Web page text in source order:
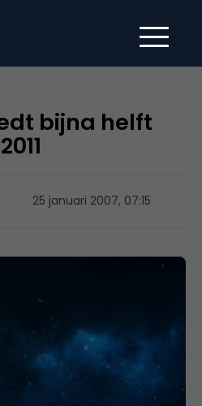
bijna helft
25 januari 2007, 07:15